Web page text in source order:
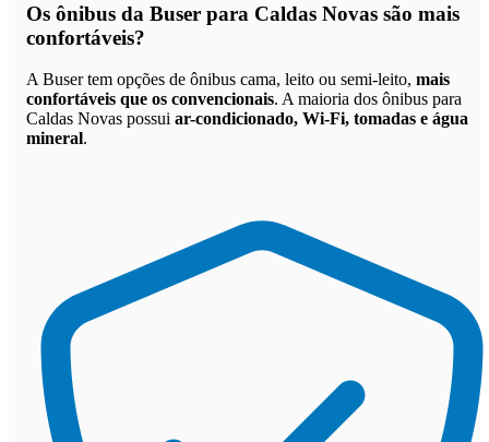
Os ônibus da Buser para Caldas Novas são mais
confortáveis?
A Buser tem opções de ônibus cama, leito ou semi-leito, mais
confortáveis que os convencionais. A maioria dos ônibus para
Caldas Novas possui ar-condicionado, Wi-Fi, tomadas e água
mineral.